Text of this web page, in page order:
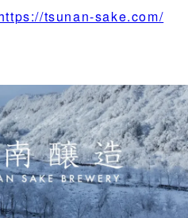
tsunan-sake.com/